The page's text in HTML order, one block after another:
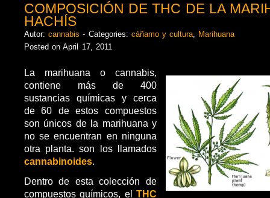
COMPOSICIÓN DE THC DE LA
HACHÍS
Autor:cannabis - Categories: cáñamo y cultura, Marihuana
Posted on April 17, 2011
La marihuana o cannabis,
contiene más de 400
sustancias químicas y cerca
de 60 de estos compuestos
son únicos de la marihuana y
no se encuentran en ninguna
otra planta. son los llamados
cannabinoides.
Dentro de esta colección de
compuestos químicos, el THC